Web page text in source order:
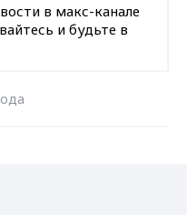
в макс-канале
и будьте в